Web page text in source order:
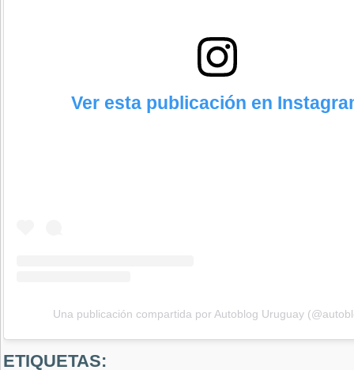
Ver esta publicación en
Una publicación compartida por Autoblog Uruguay
ETIQUETAS: